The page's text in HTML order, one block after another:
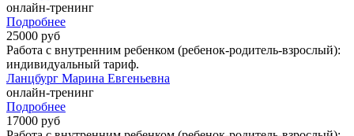
онлайн-тренинг
Подробнее
25000 руб
Работа с внутренним ребенком (ребенок-родитель-взрослый):
индивидуальный тариф.
Ланцбург Марина Евгеньевна
онлайн-тренинг
Подробнее
17000 руб